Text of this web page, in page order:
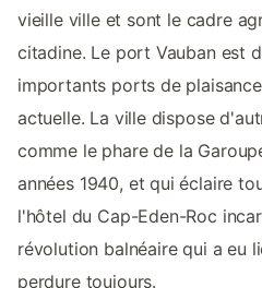
vieille ville et sont le cadre
citadine. Le port Vauban est
importants ports de
actuelle. La ville dispose
comme le phare de la
années 1940, et qui éclaire
l'hôtel du Cap-Eden-Roc
révolution balnéaire qui a eu
perdure toujours.